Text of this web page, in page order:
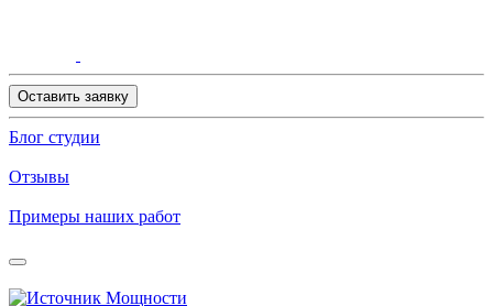
Оставить заявку
Блог студии
Отзывы
Примеры наших работ